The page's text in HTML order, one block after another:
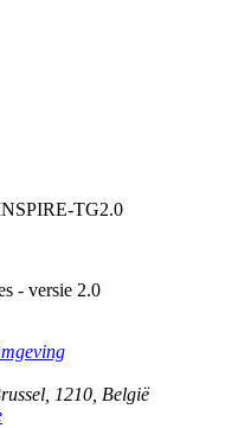
TG2.0
- versie 2.0
1210 België